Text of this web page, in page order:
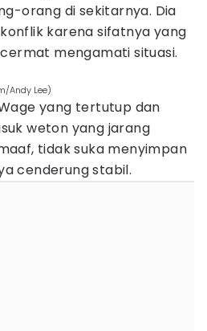
orang di sekitarnya. Dia
karena sifatnya yang
mengamati situasi.
Andy Lee)
yang tertutup dan
weton yang jarang
tidak suka menyimpan
cenderung stabil.